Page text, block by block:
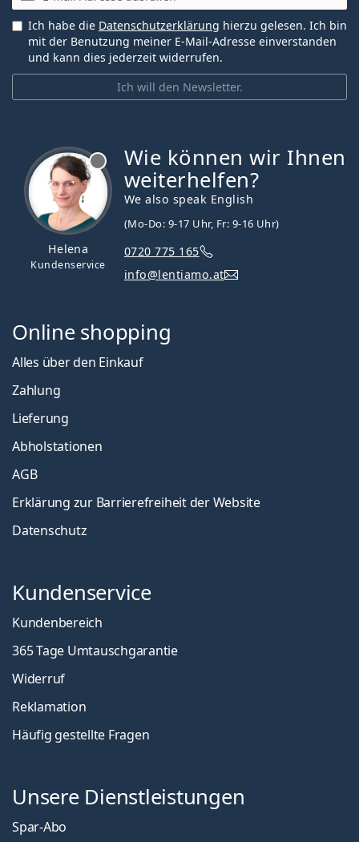
Ich will den Newsletter.
Ich habe die Datenschutzerklärung hierzu gelesen. Ich bin
mit der Benutzung meiner E-Mail-Adresse einverstanden
und kann dies jederzeit widerrufen.
Helena
Kundenservice
Wie können wir Ihnen
weiterhelfen?
We also speak English
(Mo-Do: 9-17 Uhr, Fr: 9-16 Uhr)
0720 775 165
info@lentiamo.at
Online shopping
Alles über den Einkauf
Zahlung
Lieferung
Abholstationen
AGB
Erklärung zur Barrierefreiheit der Website
Datenschutz
Kundenservice
Kundenbereich
365 Tage Umtauschgarantie
Widerruf
Reklamation
Häufig gestellte Fragen
Unsere Dienstleistungen
Spar-Abo